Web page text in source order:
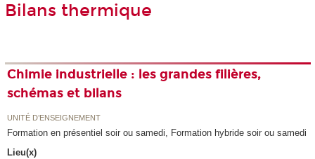
Bilans thermique
Chimie industrielle : les grandes filières,
schémas et bilans
UNITÉ D’ENSEIGNEMENT
Formation en présentiel soir ou samedi, Formation hybride soir ou samedi
Lieu(x)